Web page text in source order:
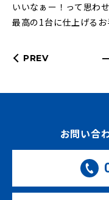
いいなぁー！って思わ
最高の1台に仕上げるお
PREV
お問い合